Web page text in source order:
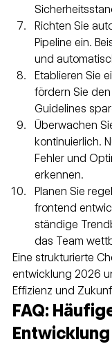
Richten Sie
Pipeline ein.
und
Etablieren Sie
fördern Sie
Guidelines
Überwachen
kontinuierlich.
Fehler und
erkennen.
Planen Sie
frontend
ständige
das Team
Eine strukturierte
entwicklung 2026
Effizienz und
FAQ: